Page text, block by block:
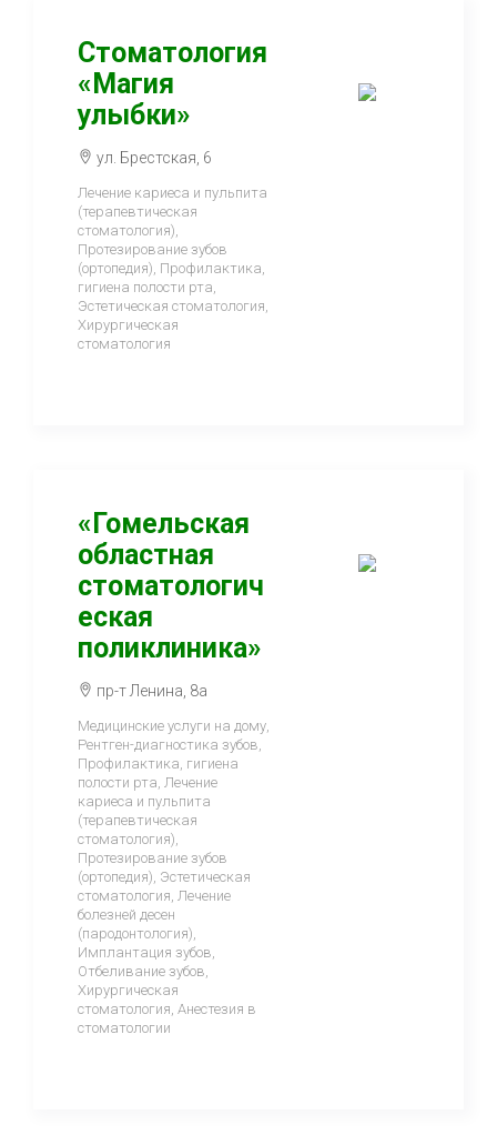
Стоматология
«Магия
улыбки»
ул. Брестская, 6
Лечение кариеса и пульпита
(терапевтическая
стоматология),
Протезирование зубов
(ортопедия), Профилактика,
гигиена полости рта,
Эстетическая стоматология,
Хирургическая
стоматология
«Гомельская
областная
стоматологич
еская
поликлиника»
пр-т Ленина, 8а
Медицинские услуги на дому,
Рентген-диагностика зубов,
Профилактика, гигиена
полости рта, Лечение
кариеса и пульпита
(терапевтическая
стоматология),
Протезирование зубов
(ортопедия), Эстетическая
стоматология, Лечение
болезней десен
(пародонтология),
Имплантация зубов,
Отбеливание зубов,
Хирургическая
стоматология, Анестезия в
стоматологии